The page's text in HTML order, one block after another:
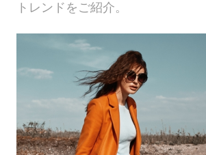
トレンドをご紹介。